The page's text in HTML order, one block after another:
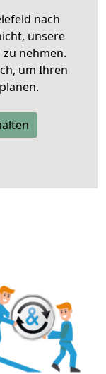
nach
unsere
nehmen.
um Ihren